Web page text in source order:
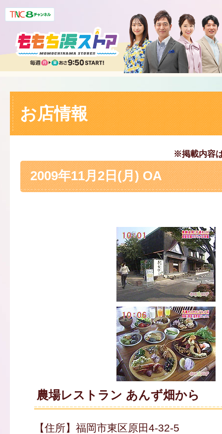
お店情報
※掲載内容
2009年11月2日(月) OA
農場レストラン あんず畑から
【住所】福岡市東区原田4-32-5